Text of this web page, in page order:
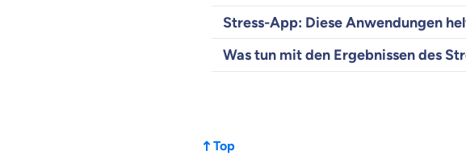
Stress-App: Diese Anwendungen
Was tun mit den Ergebnissen des
Top